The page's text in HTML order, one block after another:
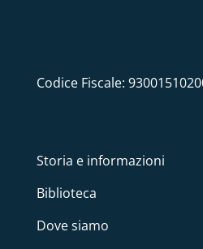
Codice Fiscale:
Storia e informazioni
Biblioteca
Dove siamo